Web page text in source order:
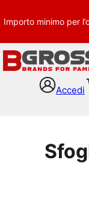
Importo minimo per
Accedi